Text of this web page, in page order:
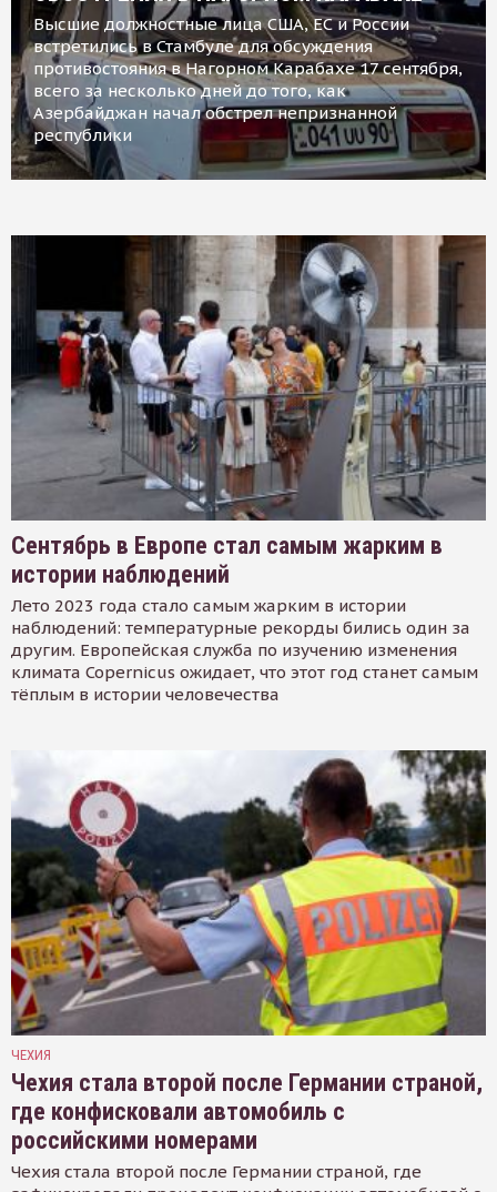
Высшие должностные лица США, ЕС и России
встретились в Стамбуле для обсуждения
противостояния в Нагорном Карабахе 17 сентября,
всего за несколько дней до того, как
Азербайджан начал обстрел непризнанной
республики
Сентябрь в Европе стал самым жарким в
истории наблюдений
Лето 2023 года стало самым жарким в истории
наблюдений: температурные рекорды бились один за
другим. Европейская служба по изучению изменения
климата Copernicus ожидает, что этот год станет самым
тёплым в истории человечества
ЧЕХИЯ
Чехия стала второй после Германии страной,
где конфисковали автомобиль с
российскими номерами
Чехия стала второй после Германии страной, где